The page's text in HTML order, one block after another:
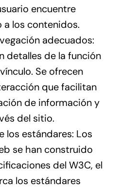
encuentre
a los contenidos.
adecuados:
detalles de la función
Se ofrecen
que facilitan
de información y
del sitio.
los estándares: Los
se han construido
del W3C, el
los estándares